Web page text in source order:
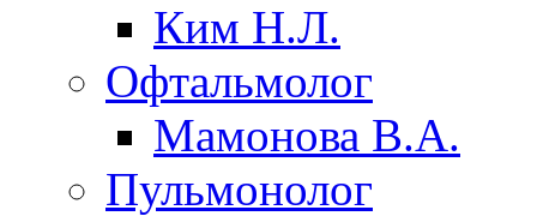
Ким Н.Л.
Офтальмолог
Мамонова В.А.
Пульмонолог